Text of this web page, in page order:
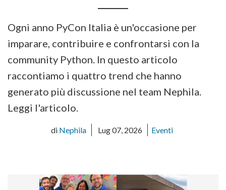
Ogni anno PyCon Italia è un'occasione per
imparare, contribuire e confrontarsi con la
community Python. In questo articolo
raccontiamo i quattro trend che hanno
generato più discussione nel team Nephila.
Leggi l'articolo.
di Nephila Lug 07, 2026 Eventi